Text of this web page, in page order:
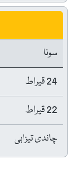
سونا
24 قیراط
22 قیراط
چاندی تیزابی